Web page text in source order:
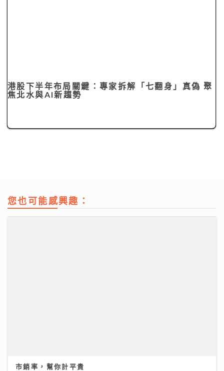
港股下半年布局關鍵：專家拆解「七翻身」真偽 聚
焦北水與AI新趨勢
您也可能感興趣：
市銷率，幫你計平貴